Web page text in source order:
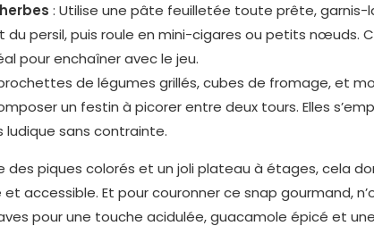
: Utilise une pâte feuilletée toute prête, garnis-
persil, puis roule en mini-cigares ou petits nœuds.
pour enchaîner avec le jeu.
de légumes grillés, cubes de fromage, et
un festin à picorer entre deux tours. Elles
ludique sans contrainte.
des piques colorés et un joli plateau à étages, cela
accessible. Et pour couronner ce snap gourmand,
pour une touche acidulée, guacamole épicé et